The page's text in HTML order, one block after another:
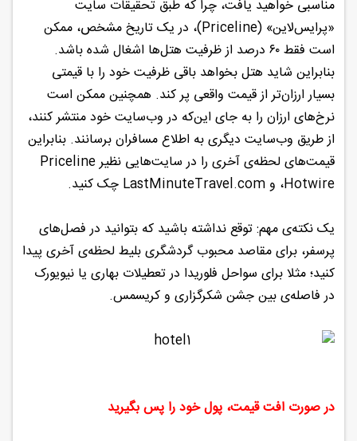
مناسبی خواهید یافت، چرا که طبق تحقیقات سایت
«پرایس‌لاین» (Priceline)، در یک تاریخ مشخص، ممکن
است فقط ۶۰ درصد از ظرفیت هتل‌ها اشغال شده باشد.
بنابراین شاید هتل بخواهد باقی ظرفیت خود را با قیمتی
بسیار ارزان‌تر از قیمت واقعی پر کند. همچنین ممکن است
نرخ‌های ارزان را به جای این‌که در وب‌سایت خود منتشر کنند،
از طریق وب‌سایت دیگری به اطلاع مسافران برسانند. بنابراین
قیمت‌های لحظه‌ی آخری را در سایت‌هایی نظیر Priceline
،Hotwire و LastMinuteTravel.com چک کنید.
یک نکته‌ی مهم: توقع نداشته باشید که بتوانید در فصل‌های
پر‌سفر، برای مقاصد محبوب گردشگری بلیط لحظه‌ی آخری پیدا
کنید؛ مثلا برای سواحل فلوریدا در تعطیلات بهاری یا نیویورک
در فاصله‌ی بین جشن شکرگزاری و کریسمس.
در صورت افت قیمت، پول خود را پس بگیرید